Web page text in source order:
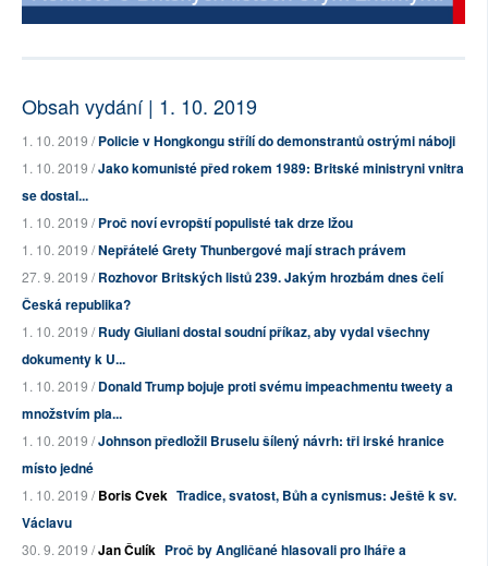
Obsah vydání | 1. 10. 2019
1. 10. 2019 /Policie v Hongkongu střílí do demonstrantů ostrými náboji
1. 10. 2019 /Jako komunisté před rokem 1989: Britské ministryni vnitra
se dostal...
1. 10. 2019 /Proč noví evropští populisté tak drze lžou
1. 10. 2019 /Nepřátelé Grety Thunbergové mají strach právem
27. 9. 2019 /Rozhovor Britských listů 239. Jakým hrozbám dnes čelí
Česká republika?
1. 10. 2019 /Rudy Giuliani dostal soudní příkaz, aby vydal všechny
dokumenty k U...
1. 10. 2019 /Donald Trump bojuje proti svému impeachmentu tweety a
množstvím pla...
1. 10. 2019 /Johnson předložil Bruselu šílený návrh: tři irské hranice
místo jedné
1. 10. 2019 /Boris Cvek Tradice, svatost, Bůh a cynismus: Ještě k sv.
Václavu
30. 9. 2019 /Jan Čulík Proč by Angličané hlasovali pro lháře a